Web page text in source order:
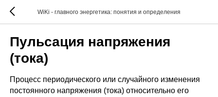
WiKi - главного энергетика: понятия и определения
Пульсация напряжения
(тока)
Процесс периодического или случайного изменения
постоянного напряжения (тока) относительно его